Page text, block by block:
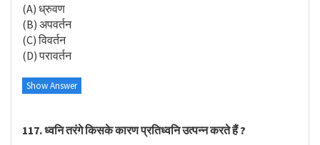
(A) ध्रुवण
(B) अपवर्तन
(C) विवर्तन
(D) परावर्तन
Show Answer
117. ध्वनि तरंगे किसके कारण प्रतिध्वनि उत्पन्न करते हैं ?